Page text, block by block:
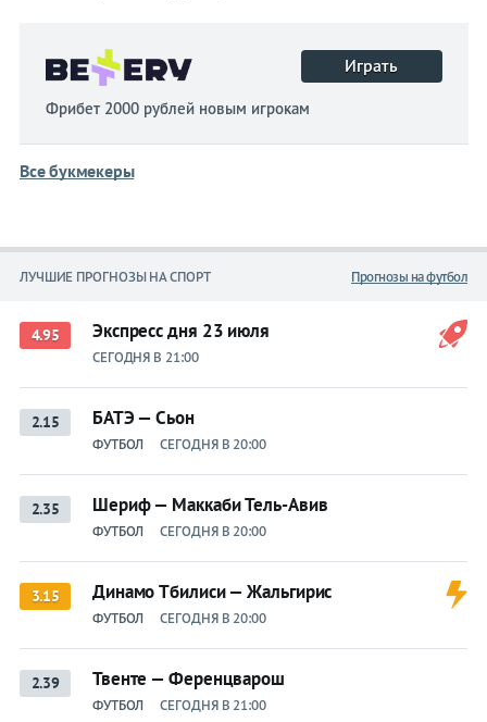
Играть
Фрибет 2000 рублей новым игрокам
Все букмекеры
ЛУЧШИЕ ПРОГНОЗЫ НА СПОРТ Прогнозы на футбол
4.95 Экспресс дня 23 июля
СЕГОДНЯ В 21:00
2.15 БАТЭ — Сьон
ФУТБОЛ СЕГОДНЯ В 20:00
2.35 Шериф — Маккаби Тель-Авив
ФУТБОЛ СЕГОДНЯ В 20:00
3.15 Динамо Тбилиси — Жальгирис
ФУТБОЛ СЕГОДНЯ В 20:00
2.39 Твенте — Ференцварош
ФУТБОЛ СЕГОДНЯ В 21:00